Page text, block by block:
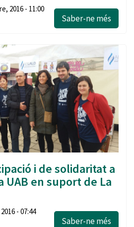
2016 - 11:00
Saber-ne més
i de solidaritat a
UAB en suport de La
- 07:44
Saber-ne més